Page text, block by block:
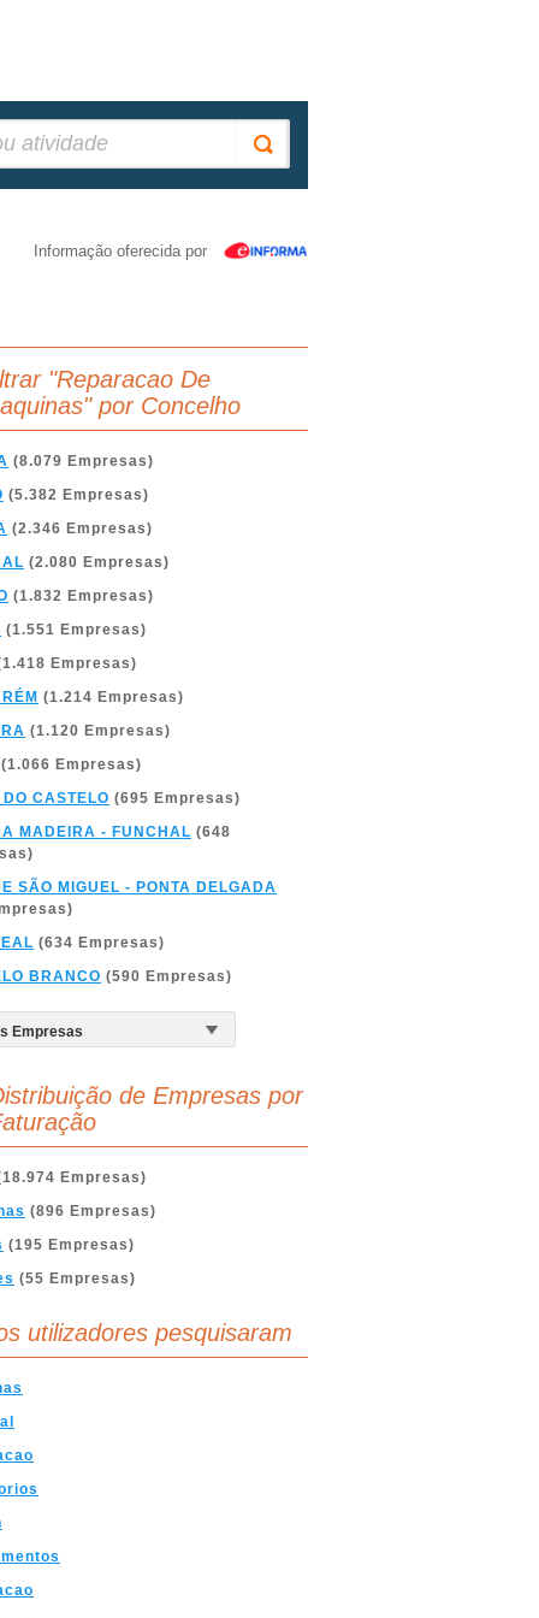
Informação oferecida por
"Reparacao De
por Concelho
(8.079 Empresas)
(5.382 Empresas)
(2.346 Empresas)
(2.080 Empresas)
(1.832 Empresas)
(1.551 Empresas)
Empresas)
(1.214 Empresas)
(1.120 Empresas)
(1.066 Empresas)
CASTELO (695 Empresas)
MADEIRA - FUNCHAL (648
SÃO MIGUEL - PONTA DELGADA
(634 Empresas)
BRANCO (590 Empresas)
de Empresas por
Empresas)
(896 Empresas)
(195 Empresas)
(55 Empresas)
utilizadores pesquisaram